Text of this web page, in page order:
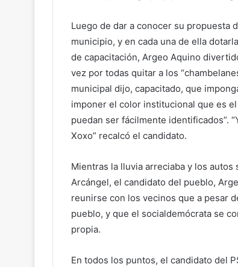
Luego de dar a conocer su propuesta
municipio, y en cada una de ella
de capacitación, Argeo Aquino
vez por todas quitar a los
municipal dijo, capacitado, que
imponer el color institucional que es
puedan ser fácilmente identificados”.
Xoxo” recalcó el candidato.
Mientras la lluvia arreciaba y los
Arcángel, el candidato del pueblo,
reunirse con los vecinos que a pesar
pueblo, y que el socialdemócrata se
propia.
En todos los puntos, el candidato del